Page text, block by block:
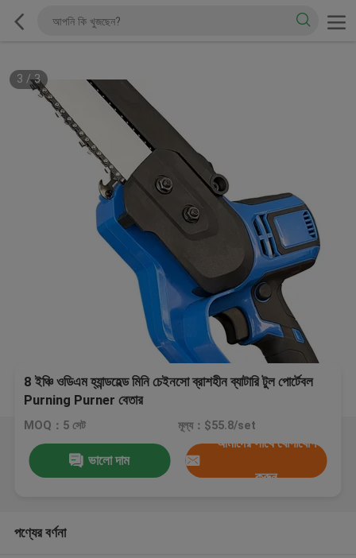
3 /3
8 ইঞ্চি ওডিএম হ্যান্ডহেল্ড মিনি চেইনসো ব্রাশহীন ব্যাটারি টুল পোর্টেবল
Purning Purner বেতার
MOQ：5 সেট মূল্য：$55.8/set
ভালো দাম
আমাদের সাথে যোগাযোগ
করুন
পণ্যের বর্ণনা